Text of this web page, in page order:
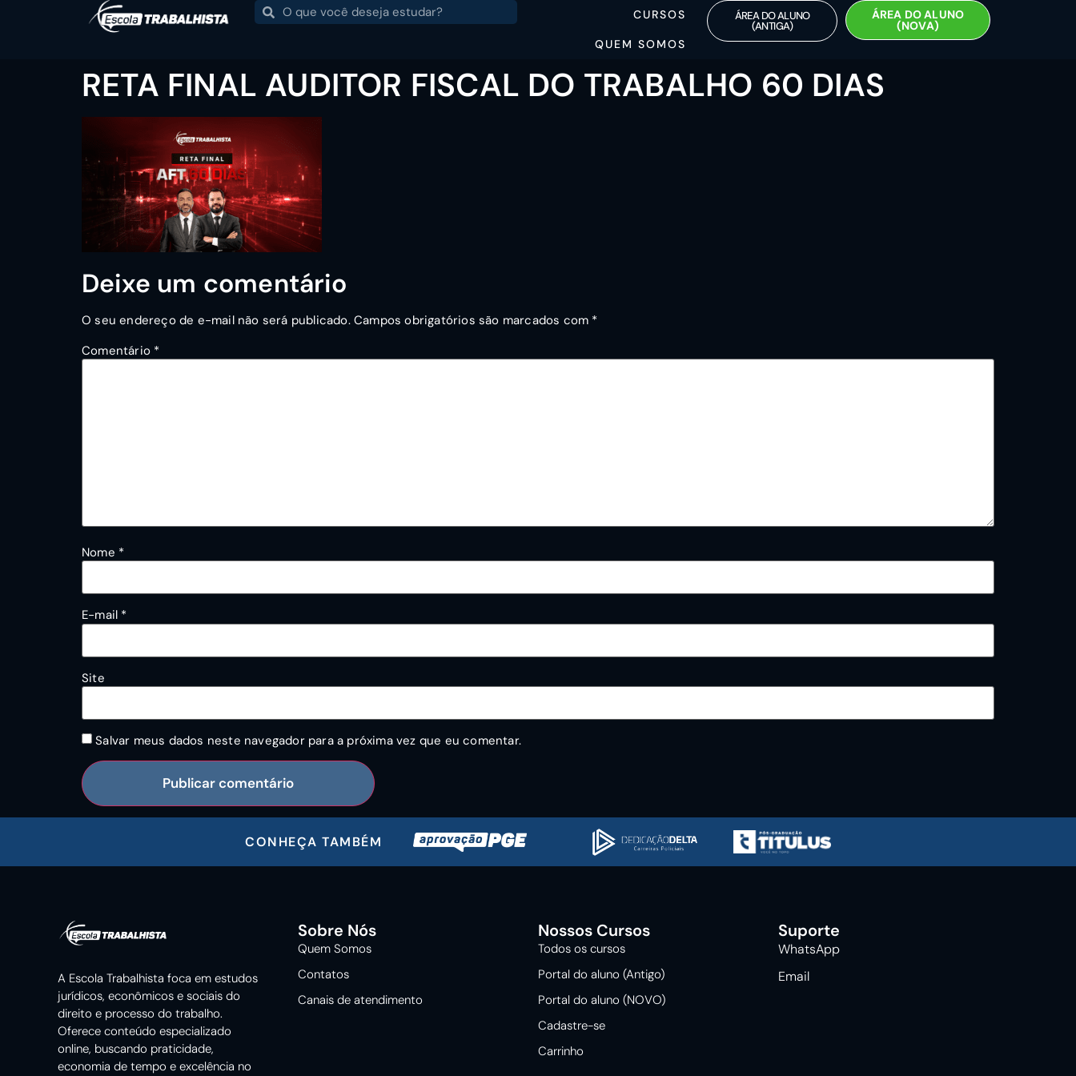
CURSOS
QUEM SOMOS
ÁREA DO ALUNO
(ANTIGA)
ÁREA DO ALUNO
(NOVA)
RETA FINAL AUDITOR FISCAL DO TRABALHO 60 DIAS
Deixe um comentário
O seu endereço de e-mail não será publicado. Campos obrigatórios são marcados com *
Comentário *
Nome *
E-mail *
Site
Salvar meus dados neste navegador para a próxima vez que eu comentar.
CONHEÇA TAMBÉM
A Escola Trabalhista foca em estudos
jurídicos, econômicos e sociais do
direito e processo do trabalho.
Oferece conteúdo especializado
online, buscando praticidade,
economia de tempo e excelência no
Sobre Nós
Quem Somos
Contatos
Canais de atendimento
Nossos Cursos
Todos os cursos
Portal do aluno (Antigo)
Portal do aluno (NOVO)
Cadastre-se
Carrinho
Suporte
WhatsApp
Email